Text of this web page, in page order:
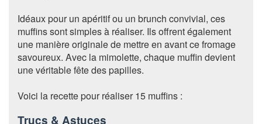
Idéaux pour un apéritif ou un brunch convivial, ces
muffins sont simples à réaliser. Ils offrent également
une manière originale de mettre en avant ce fromage
savoureux. Avec la mimolette, chaque muffin devient
une véritable fête des papilles.
Voici la recette pour réaliser 15 muffins :
Trucs & Astuces